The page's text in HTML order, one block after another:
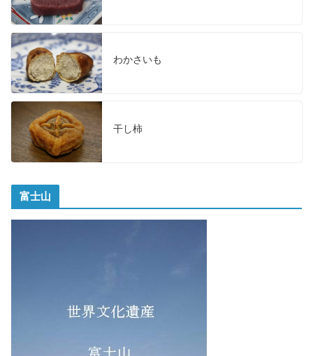
わかさいも
干し柿
富士山